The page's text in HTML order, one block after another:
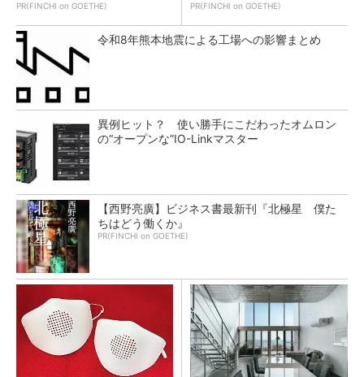
PR(FINCHI on GOETHE) PR(FINCHI on GOETHE)
令和8年熊本地震による工場への影響まとめ
異例ヒット？ 使い勝手にこだわったオムロン
の“オープンな”IO-Linkマスター
【西野亮廣】ビジネス書最新刊『北極星 僕た
ちはどう働くか』
PR(FINCHI on GOETHE)